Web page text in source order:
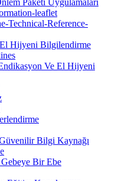
leaflet
Technical-Reference-
Hijyeni Bilgilendirme
Ve El Hijyeni
Bilgi Kaynağı
Bir Ebe